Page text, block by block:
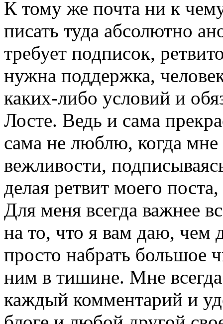
К тому же почта ни к
писать туда абсолютно
требует подписок,
нужна поддержка,
каких-либо условий и
Лосте. Ведь и сама
сама не люблю, когда
вежливости,
делая ретвит моего
Для меня всегда важнее
на то, что я вам даю, чем
просто набрать большое
ним в тишине. Мне
каждый комментарий и